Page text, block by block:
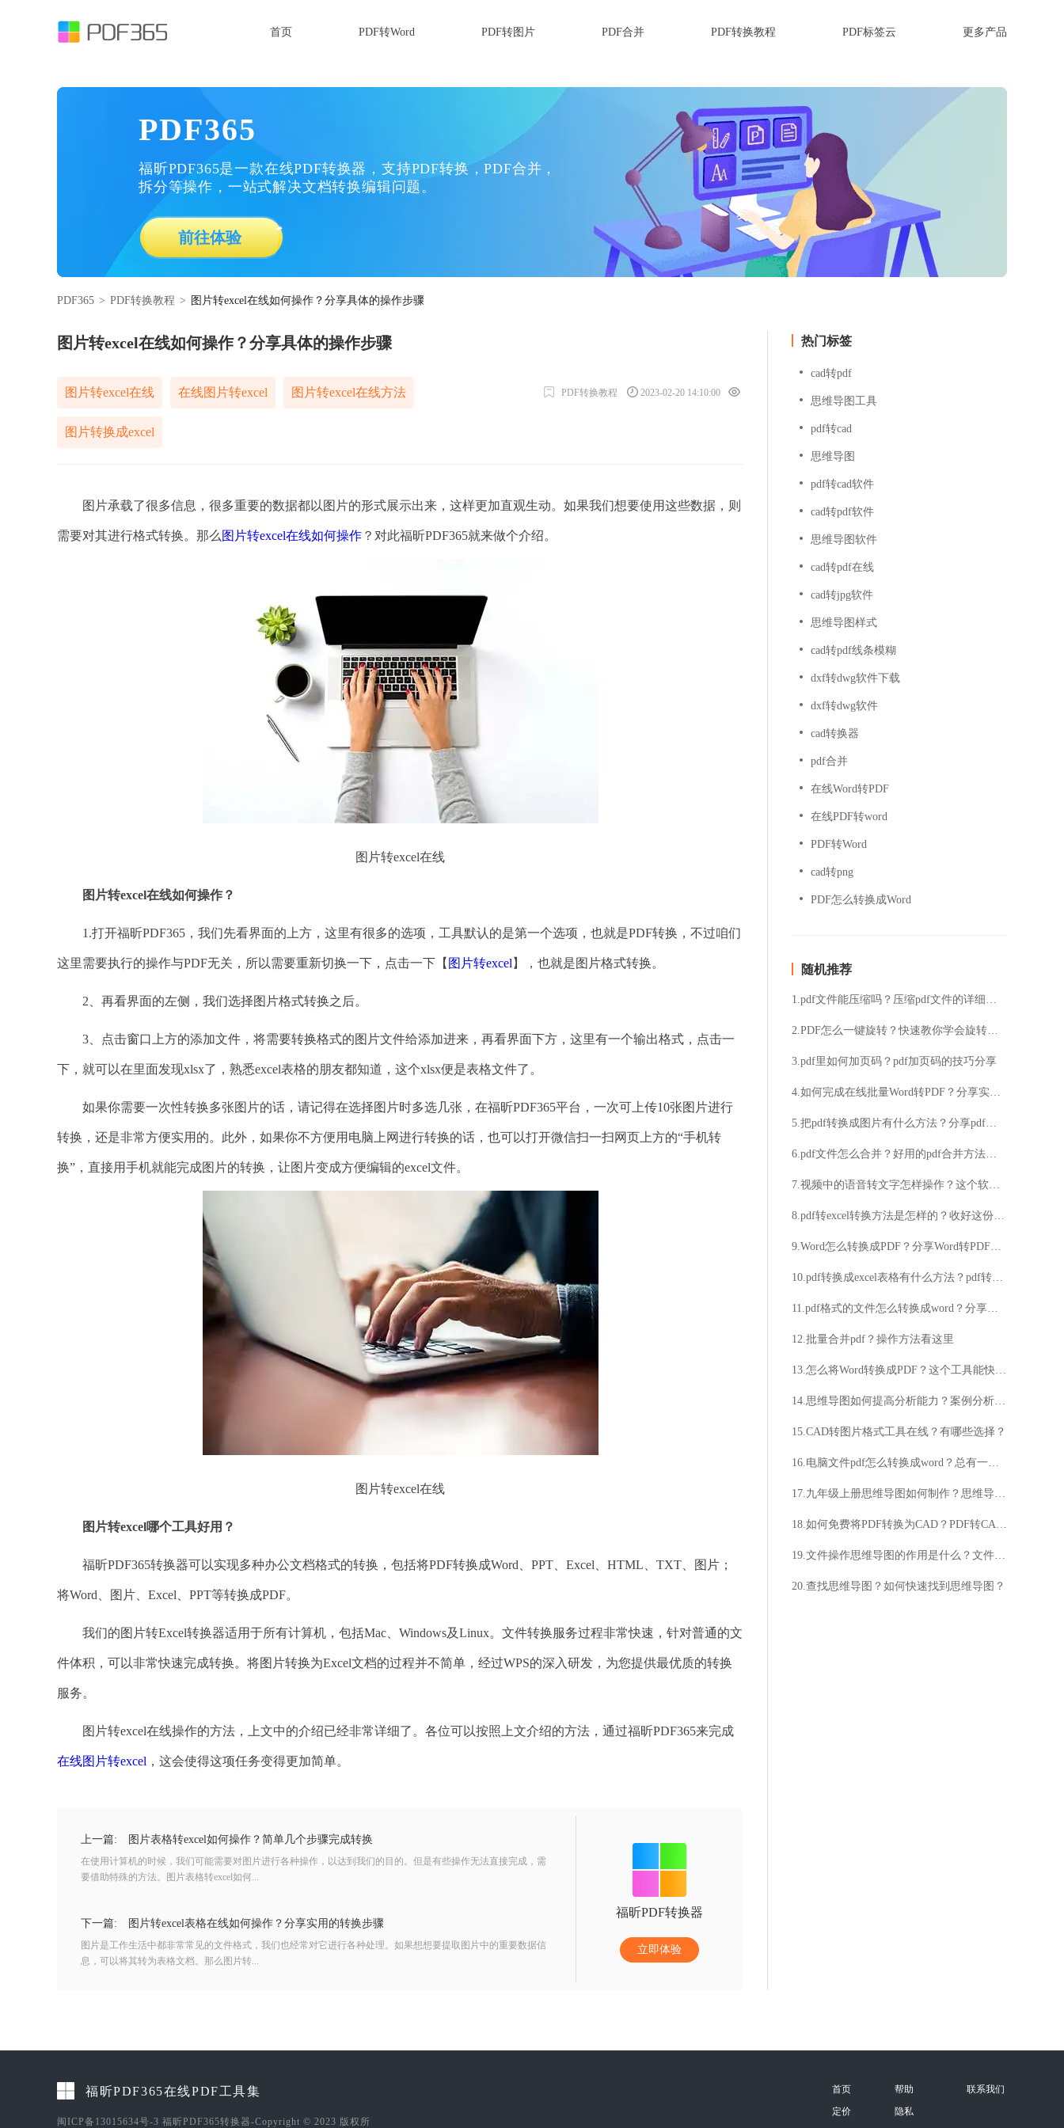
首页 PDF转Word PDF转图片 PDF合并 PDF转换教程 PDF标签云 更多产品
PDF365
福昕PDF365是一款在线PDF转换器，支持PDF转换，PDF合并，
拆分等操作，一站式解决文档转换编辑问题。
前往体验
PDF365 > PDF转换教程 > 图片转excel在线如何操作？分享具体的操作步骤
图片转excel在线如何操作？分享具体的操作步骤
图片转excel在线 在线图片转excel 图片转excel在线方法
图片转换成excel
PDF转换教程 2023-02-20 14:10:00
图片承载了很多信息，很多重要的数据都以图片的形式展示出来，这样更加直观生动。如果我们想要使用这些数据，则
需要对其进行格式转换。那么 图片转excel在线如何操作 ？对此福昕PDF365就来做个介绍。
图片转excel在线
图片转excel在线如何操作？
1.打开福昕PDF365，我们先看界面的上方，这里有很多的选项，工具默认的是第一个选项，也就是PDF转换，不过咱们
这里需要执行的操作与PDF无关，所以需要重新切换一下，点击一下【 图片转excel 】，也就是图片格式转换。
2、再看界面的左侧，我们选择图片格式转换之后。
3、点击窗口上方的添加文件，将需要转换格式的图片文件给添加进来，再看界面下方，这里有一个输出格式，点击一
下，就可以在里面发现xlsx了，熟悉excel表格的朋友都知道，这个xlsx便是表格文件了。
如果你需要一次性转换多张图片的话，请记得在选择图片时多选几张，在福昕PDF365平台，一次可上传10张图片进行
转换，还是非常方便实用的。此外，如果你不方便用电脑上网进行转换的话，也可以打开微信扫一扫网页上方的“手机转
换”，直接用手机就能完成图片的转换，让图片变成方便编辑的excel文件。
图片转excel在线
图片转excel哪个工具好用？
福昕PDF365转换器可以实现多种办公文档格式的转换，包括将PDF转换成Word、PPT、Excel、HTML、TXT、图片；
将Word、图片、Excel、PPT等转换成PDF。
我们的图片转Excel转换器适用于所有计算机，包括Mac、Windows及Linux。文件转换服务过程非常快速，针对普通的文
件体积，可以非常快速完成转换。将图片转换为Excel文档的过程并不简单，经过WPS的深入研发，为您提供最优质的转换
服务。
图片转excel在线操作的方法，上文中的介绍已经非常详细了。各位可以按照上文介绍的方法，通过福昕PDF365来完成
在线图片转excel ，这会使得这项任务变得更加简单。
上一篇: 图片表格转excel如何操作？简单几个步骤完成转换
在使用计算机的时候，我们可能需要对图片进行各种操作，以达到我们的目的。但是有些操作无法直接完成，需
要借助特殊的方法。图片表格转excel如何...
下一篇: 图片转excel表格在线如何操作？分享实用的转换步骤
图片是工作生活中都非常常见的文件格式，我们也经常对它进行各种处理。如果想想要提取图片中的重要数据信
息，可以将其转为表格文档。那么图片转...
福昕PDF转换器
立即体验
热门标签
cad转pdf
思维导图工具
pdf转cad
思维导图
pdf转cad软件
cad转pdf软件
思维导图软件
cad转pdf在线
cad转jpg软件
思维导图样式
cad转pdf线条模糊
dxf转dwg软件下载
dxf转dwg软件
cad转换器
pdf合并
在线Word转PDF
在线PDF转word
PDF转Word
cad转png
PDF怎么转换成Word
随机推荐
1.pdf文件能压缩吗？压缩pdf文件的详细流程
2.PDF怎么一键旋转？快速教你学会旋转方法
3.pdf里如何加页码？pdf加页码的技巧分享
4.如何完成在线批量Word转PDF？分享实用的操作步骤
5.把pdf转换成图片有什么方法？分享pdf转图片的小技巧
6.pdf文件怎么合并？好用的pdf合并方法推荐
7.视频中的语音转文字怎样操作？这个软件可实现一键转换
8.pdf转excel转换方法是怎样的？收好这份pdf转excel攻略
9.Word怎么转换成PDF？分享Word转PDF操作教程
10.pdf转换成excel表格有什么方法？pdf转换成excel表格教程推荐
11.pdf格式的文件怎么转换成word？分享简单的转换方法
12.批量合并pdf？操作方法看这里
13.怎么将Word转换成PDF？这个工具能快速进行Word转PDF！
14.思维导图如何提高分析能力？案例分析方法如何应用？
15.CAD转图片格式工具在线？有哪些选择？
16.电脑文件pdf怎么转换成word？总有一个方法适合你
17.九年级上册思维导图如何制作？思维导图对学习有什么帮助？
18.如何免费将PDF转换为CAD？PDF转CAD的免费版本在哪里？
19.文件操作思维导图的作用是什么？文件操作思维导图如何使用？
20.查找思维导图？如何快速找到思维导图？
福昕PDF365在线PDF工具集
闽ICP备13015634号-3 福昕PDF365转换器-Copyright © 2023 版权所
首页
定价
帮助
隐私
联系我们